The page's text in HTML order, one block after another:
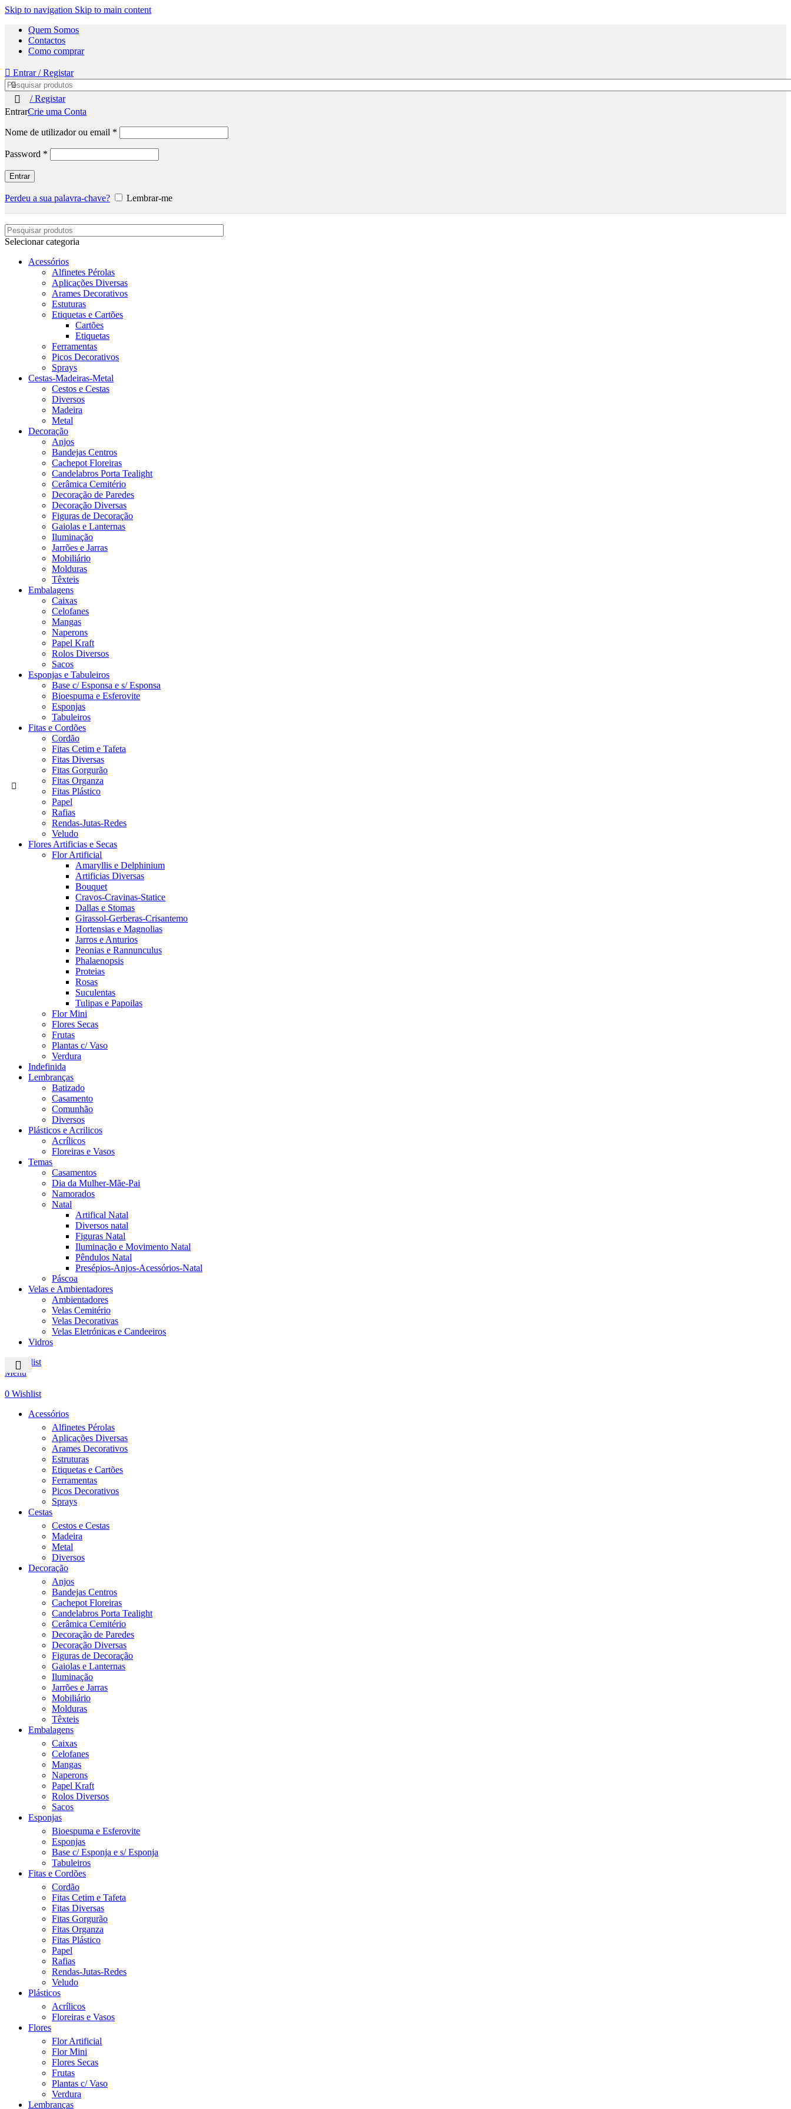
Skip to navigation Skip to main content
Quem Somos
Contactos
Como comprar
Entrar / Registar
Entrar / Registar
EntrarCrie uma Conta
Nome de utilizador ou email *
Password *
Entrar
Perdeu a sua palavra-chave? Lembrar-me
Selecionar categoria
Acessórios
Alfinetes Pérolas
Aplicações Diversas
Arames Decorativos
Estuturas
Etiquetas e Cartões
Cartões
Etiquetas
Ferramentas
Picos Decorativos
Sprays
Cestas-Madeiras-Metal
Cestos e Cestas
Diversos
Madeira
Metal
Decoração
Anjos
Bandejas Centros
Cachepot Floreiras
Candelabros Porta Tealight
Cerâmica Cemitério
Decoração de Paredes
Decoração Diversas
Figuras de Decoração
Gaiolas e Lanternas
Iluminação
Jarrões e Jarras
Mobiliário
Molduras
Têxteis
Embalagens
Caixas
Celofanes
Mangas
Naperons
Papel Kraft
Rolos Diversos
Sacos
Esponjas e Tabuleiros
Base c/ Esponsa e s/ Esponsa
Bioespuma e Esferovite
Esponjas
Tabuleiros
Fitas e Cordões
Cordão
Fitas Cetim e Tafeta
Fitas Diversas
Fitas Gorgurão
Fitas Organza
Fitas Plástico
Papel
Rafias
Rendas-Jutas-Redes
Veludo
Flores Artificias e Secas
Flor Artificial
Amaryllis e Delphinium
Artificias Diversas
Bouquet
Cravos-Cravinas-Statice
Dallas e Stomas
Girassol-Gerberas-Crisantemo
Hortensias e Magnolias
Jarros e Anturios
Peonias e Rannunculus
Phalaenopsis
Proteias
Rosas
Suculentas
Tulipas e Papoilas
Flor Mini
Flores Secas
Frutas
Plantas c/ Vaso
Verdura
Indefinida
Lembranças
Batizado
Casamento
Comunhão
Diversos
Plásticos e Acrilicos
Acrílicos
Floreiras e Vasos
Temas
Casamentos
Dia da Mulher-Mãe-Pai
Namorados
Natal
Artifical Natal
Diversos natal
Figuras Natal
Iluminação e Movimento Natal
Pêndulos Natal
Presépios-Anjos-Acessórios-Natal
Páscoa
Velas e Ambientadores
Ambientadores
Velas Cemitério
Velas Decorativas
Velas Eletrónicas e Candeeiros
Vidros
Wishlist
Menu
0 Wishlist
Acessórios
Alfinetes Pérolas
Aplicações Diversas
Arames Decorativos
Estruturas
Etiquetas e Cartões
Ferramentas
Picos Decorativos
Sprays
Cestas
Cestos e Cestas
Madeira
Metal
Diversos
Decoração
Anjos
Bandejas Centros
Cachepot Floreiras
Candelabros Porta Tealight
Cerâmica Cemitério
Decoração de Paredes
Decoração Diversas
Figuras de Decoração
Gaiolas e Lanternas
Iluminação
Jarrões e Jarras
Mobiliário
Molduras
Têxteis
Embalagens
Caixas
Celofanes
Mangas
Naperons
Papel Kraft
Rolos Diversos
Sacos
Esponjas
Bioespuma e Esferovite
Esponjas
Base c/ Esponja e s/ Esponja
Tabuleiros
Fitas e Cordões
Cordão
Fitas Cetim e Tafeta
Fitas Diversas
Fitas Gorgurão
Fitas Organza
Fitas Plástico
Papel
Rafias
Rendas-Jutas-Redes
Veludo
Plásticos
Acrílicos
Floreiras e Vasos
Flores
Flor Artificial
Flor Mini
Flores Secas
Frutas
Plantas c/ Vaso
Verdura
Lembranças